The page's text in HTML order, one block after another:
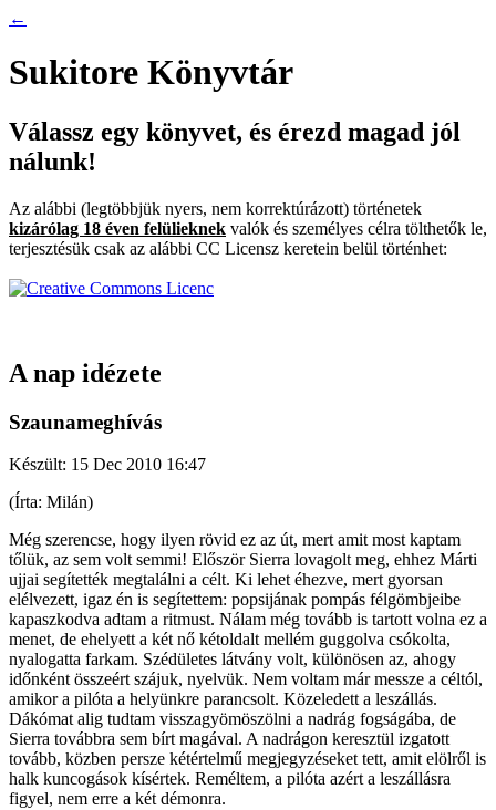
←
Sukitore Könyvtár
Válassz egy könyvet, és érezd magad jól
nálunk!
Az alábbi (legtöbbjük nyers, nem korrektúrázott) történetek
kizárólag 18 éven felülieknek valók és személyes célra tölthetők le,
terjesztésük csak az alábbi CC Licensz keretein belül történhet:
A nap idézete
Szaunameghívás
Készült: 15 Dec 2010 16:47
(Írta: Milán)
Még szerencse, hogy ilyen rövid ez az út, mert amit most kaptam
tőlük, az sem volt semmi! Először Sierra lovagolt meg, ehhez Márti
ujjai segítették megtalálni a célt. Ki lehet éhezve, mert gyorsan
elélvezett, igaz én is segítettem: popsijának pompás félgömbjeibe
kapaszkodva adtam a ritmust. Nálam még tovább is tartott volna ez a
menet, de ehelyett a két nő kétoldalt mellém guggolva csókolta,
nyalogatta farkam. Szédületes látvány volt, különösen az, ahogy
időnként összeért szájuk, nyelvük. Nem voltam már messze a céltól,
amikor a pilóta a helyünkre parancsolt. Közeledett a leszállás.
Dákómat alig tudtam visszagyömöszölni a nadrág fogságába, de
Sierra továbbra sem bírt magával. A nadrágon keresztül izgatott
tovább, közben persze kétértelmű megjegyzéseket tett, amit elölről is
halk kuncogások kísértek. Reméltem, a pilóta azért a leszállásra
figyel, nem erre a két démonra.